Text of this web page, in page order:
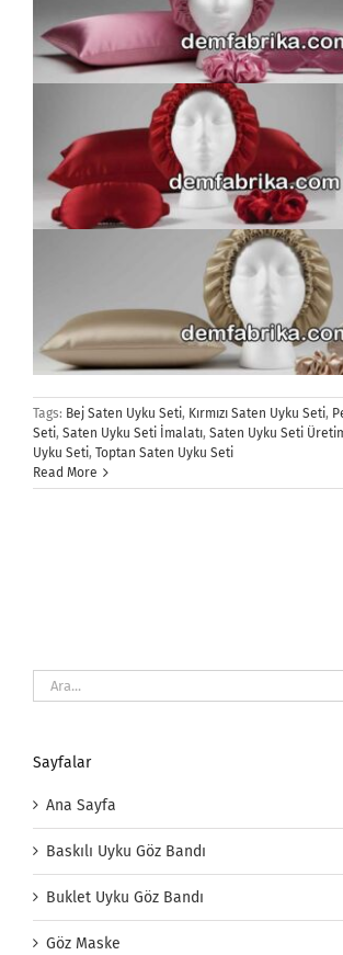
Tags: Bej Saten Uyku Seti, Kırmızı Saten Uyku Seti,
Seti, Saten Uyku Seti İmalatı, Saten Uyku Seti
Uyku Seti, Toptan Saten Uyku Seti
Read More
Ara:
Sayfalar
Ana Sayfa
Baskılı Uyku Göz Bandı
Buklet Uyku Göz Bandı
Göz Maske